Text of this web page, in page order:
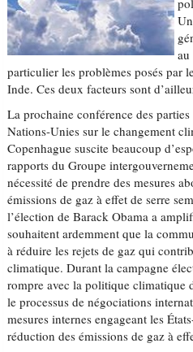
particulier les problèmes posés par
Inde. Ces deux facteurs sont
La prochaine conférence des
Nations-Unies sur le changement
Copenhague suscite beaucoup
rapports du Groupe
nécessité de prendre des mesures
émissions de gaz à effet de serre
l’élection de Barack Obama a
souhaitent ardemment que la
à réduire les rejets de gaz qui
climatique. Durant la campagne
rompre avec la politique climatique
le processus de négociations
mesures internes engageant les
réduction des émissions de gaz à